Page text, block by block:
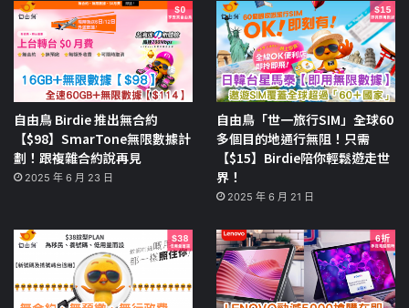
自由鳥 Birdie 推出無合約
【$98】SmarTone無限數據計
劃！跟複雜合約說再見
2025 年 6 月 23 日
自由鳥「世一旅行SIM」全球60
多個目的地通行無阻！只需
【$15】Birdie陪你輕鬆遊走世
界！
2025 年 6 月 21 日